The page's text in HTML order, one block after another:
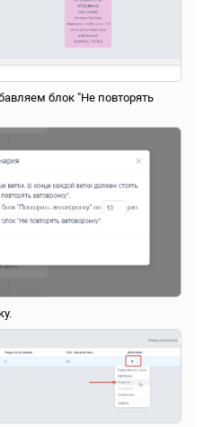
блок "Не повторять